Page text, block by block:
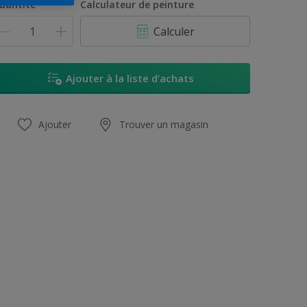
Calculateur de peinture
Calculer
Ajouter à la liste d’achats
Ajouter Trouver un magasin